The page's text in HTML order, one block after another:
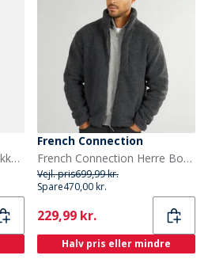
Resteröds Herre Shawn Jakke Sort
French Connection
French Connection Herre Borg Fleece med Høj Hals Mørkegrå Mel
Vejl. pris699,99 kr.
Spare470,00 kr.
Current
229,99 kr.
Halv pris eller mindre